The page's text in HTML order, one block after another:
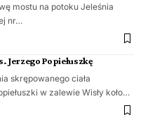
mostu na potoku Jeleśnia
nr…
Jerzego Popiełuszkę
skrępowanego ciała
w zalewie Wisły koło…